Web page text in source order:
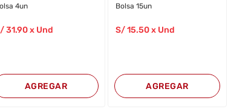
4un
31.90x Und
AGREGAR
Bolsa 15un
S/15.50x Und
AGREGAR